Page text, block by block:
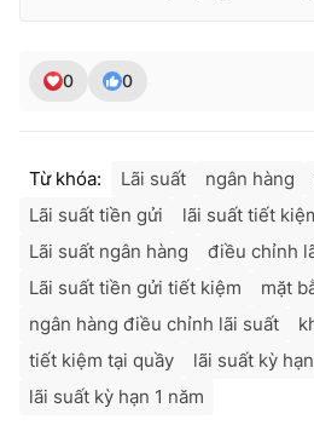
0 0
Từ khóa: Lãi suất ngân hàng
Lãi suất tiền gửi
lãi suất tiết
Lãi suất ngân hàng
điều chỉnh
Lãi suất tiền gửi tiết kiệm
mặt
ngân hàng điều chỉnh lãi suất
tiết kiệm tại quầy
lãi suất kỳ
lãi suất kỳ hạn 1 năm